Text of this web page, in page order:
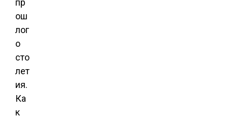
пр
ош
лог
о
сто
лет
ия.
Ка
к